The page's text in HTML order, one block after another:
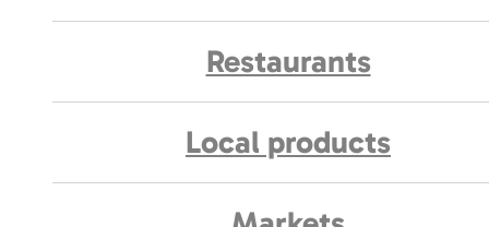
Restaurants
Local products